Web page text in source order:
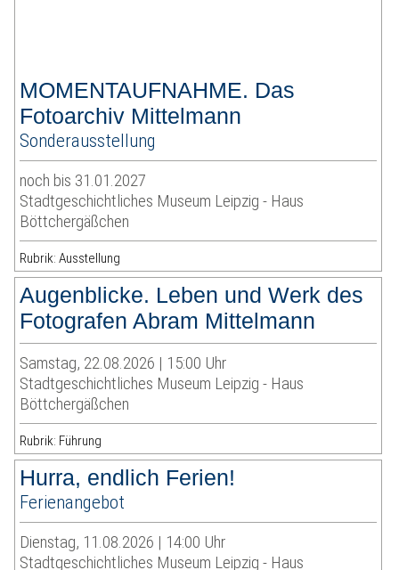
MOMENTAUFNAHME. Das
Fotoarchiv Mittelmann
Sonderausstellung
noch bis 31.01.2027
Stadtgeschichtliches Museum Leipzig - Haus
Böttchergäßchen
Rubrik: Ausstellung
Augenblicke. Leben und Werk des
Fotografen Abram Mittelmann
Samstag, 22.08.2026 | 15:00 Uhr
Stadtgeschichtliches Museum Leipzig - Haus
Böttchergäßchen
Rubrik: Führung
Hurra, endlich Ferien!
Ferienangebot
Dienstag, 11.08.2026 | 14:00 Uhr
Stadtgeschichtliches Museum Leipzig - Haus